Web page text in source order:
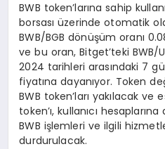
BWB token’larına sahip
borsası üzerinde otomatik
BWB/BGB dönüşüm oranı
ve bu oran, Bitget’teki BWB/
2024 tarihleri arasındaki 7
fiyatına dayanıyor. Token
BWB token’ları yakılacak ve
token’ı, kullanıcı
BWB işlemleri ve ilgili
durdurulacak.